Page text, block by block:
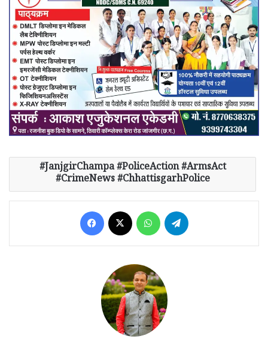
JanjgirChampa #PoliceAction #ArmsAct
#CrimeNews #ChhattisgarhPolice
Facebook WhatsApp